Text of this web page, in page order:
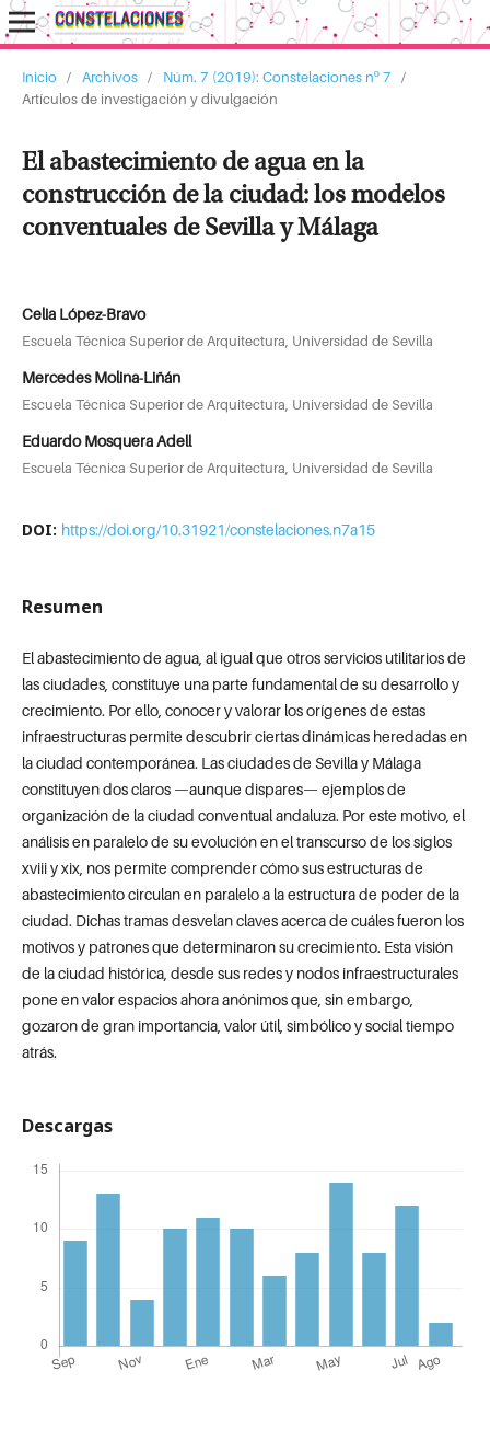
Inicio / Archivos / Núm. 7 (2019): Constelaciones nº 7
/
Artículos de investigación y divulgación
El abastecimiento de agua en la
construcción de la ciudad: los modelos
conventuales de Sevilla y Málaga
Celia López-Bravo
Escuela Técnica Superior de Arquitectura, Universidad de Sevilla
Mercedes Molina-Liñán
Escuela Técnica Superior de Arquitectura, Universidad de Sevilla
Eduardo Mosquera Adell
Escuela Técnica Superior de Arquitectura, Universidad de Sevilla
DOI: https://doi.org/10.31921/constelaciones.n7a15
Resumen
El abastecimiento de agua, al igual que otros servicios utilitarios de
las ciudades, constituye una parte fundamental de su desarrollo y
crecimiento. Por ello, conocer y valorar los orígenes de estas
infraestructuras permite descubrir ciertas dinámicas heredadas en
la ciudad contemporánea. Las ciudades de Sevilla y Málaga
constituyen dos claros —aunque dispares— ejemplos de
organización de la ciudad conventual andaluza. Por este motivo, el
análisis en paralelo de su evolución en el transcurso de los siglos
xviii y xix, nos permite comprender cómo sus estructuras de
abastecimiento circulan en paralelo a la estructura de poder de la
ciudad. Dichas tramas desvelan claves acerca de cuáles fueron los
motivos y patrones que determinaron su crecimiento. Esta visión
de la ciudad histórica, desde sus redes y nodos infraestructurales
pone en valor espacios ahora anónimos que, sin embargo,
gozaron de gran importancia, valor útil, simbólico y social tiempo
atrás.
Descargas